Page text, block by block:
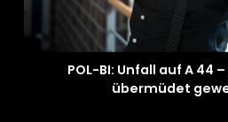
POL-BI: Unfall auf A 44
übermüdet